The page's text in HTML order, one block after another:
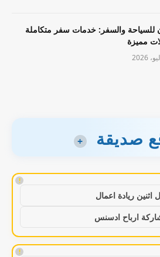
للسياحة والسفر: خدمات سفر متكاملة
مميزة
صديقة +
!
اثنين ريادة اعمال
ارباح ادسنس
!